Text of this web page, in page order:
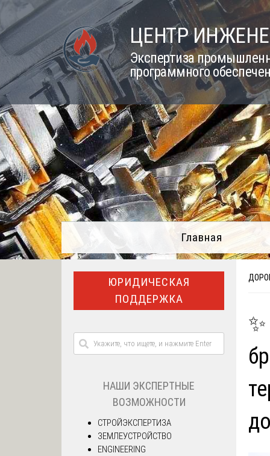
Skip
to
content
ЦЕНТР
Экспертиза
программного
Главная
ЮРИДИЧЕСКАЯ
ПОДДЕРЖКА
НАШИ ЭКСПЕРТНЫЕ
ВОЗМОЖНОСТИ
СТРОЙЭКСПЕРТИЗА
ЗЕМЛЕУСТРОЙСТВО
ENGINEERING